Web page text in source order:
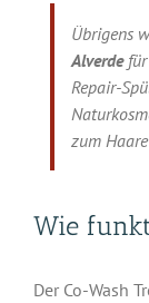
Übrigens
Alverdefür
Repair-
zum
Wie
Der Co-Wash